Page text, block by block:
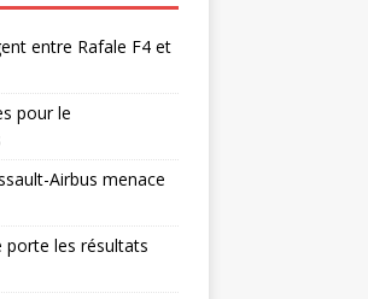
entre Rafale F4 et
pour le
Airbus menace
porte les résultats